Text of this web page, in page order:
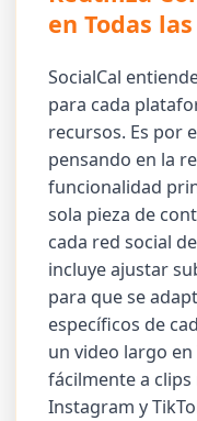
en Todas
SocialCal
para cada
recursos. Es por
pensando en la
funcionalidad
sola pieza de
cada red social
incluye ajustar
para que se
específicos de
un video largo
fácilmente a clips
Instagram y